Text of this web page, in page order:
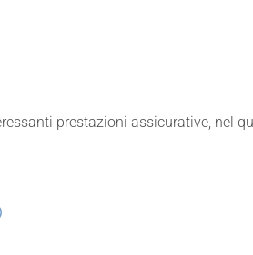
prestazioni assicurative, nel